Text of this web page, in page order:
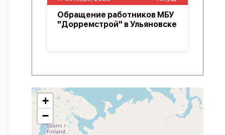
Обращение работников МБУ
"Дорремстрой" в Ульяновске
+
−